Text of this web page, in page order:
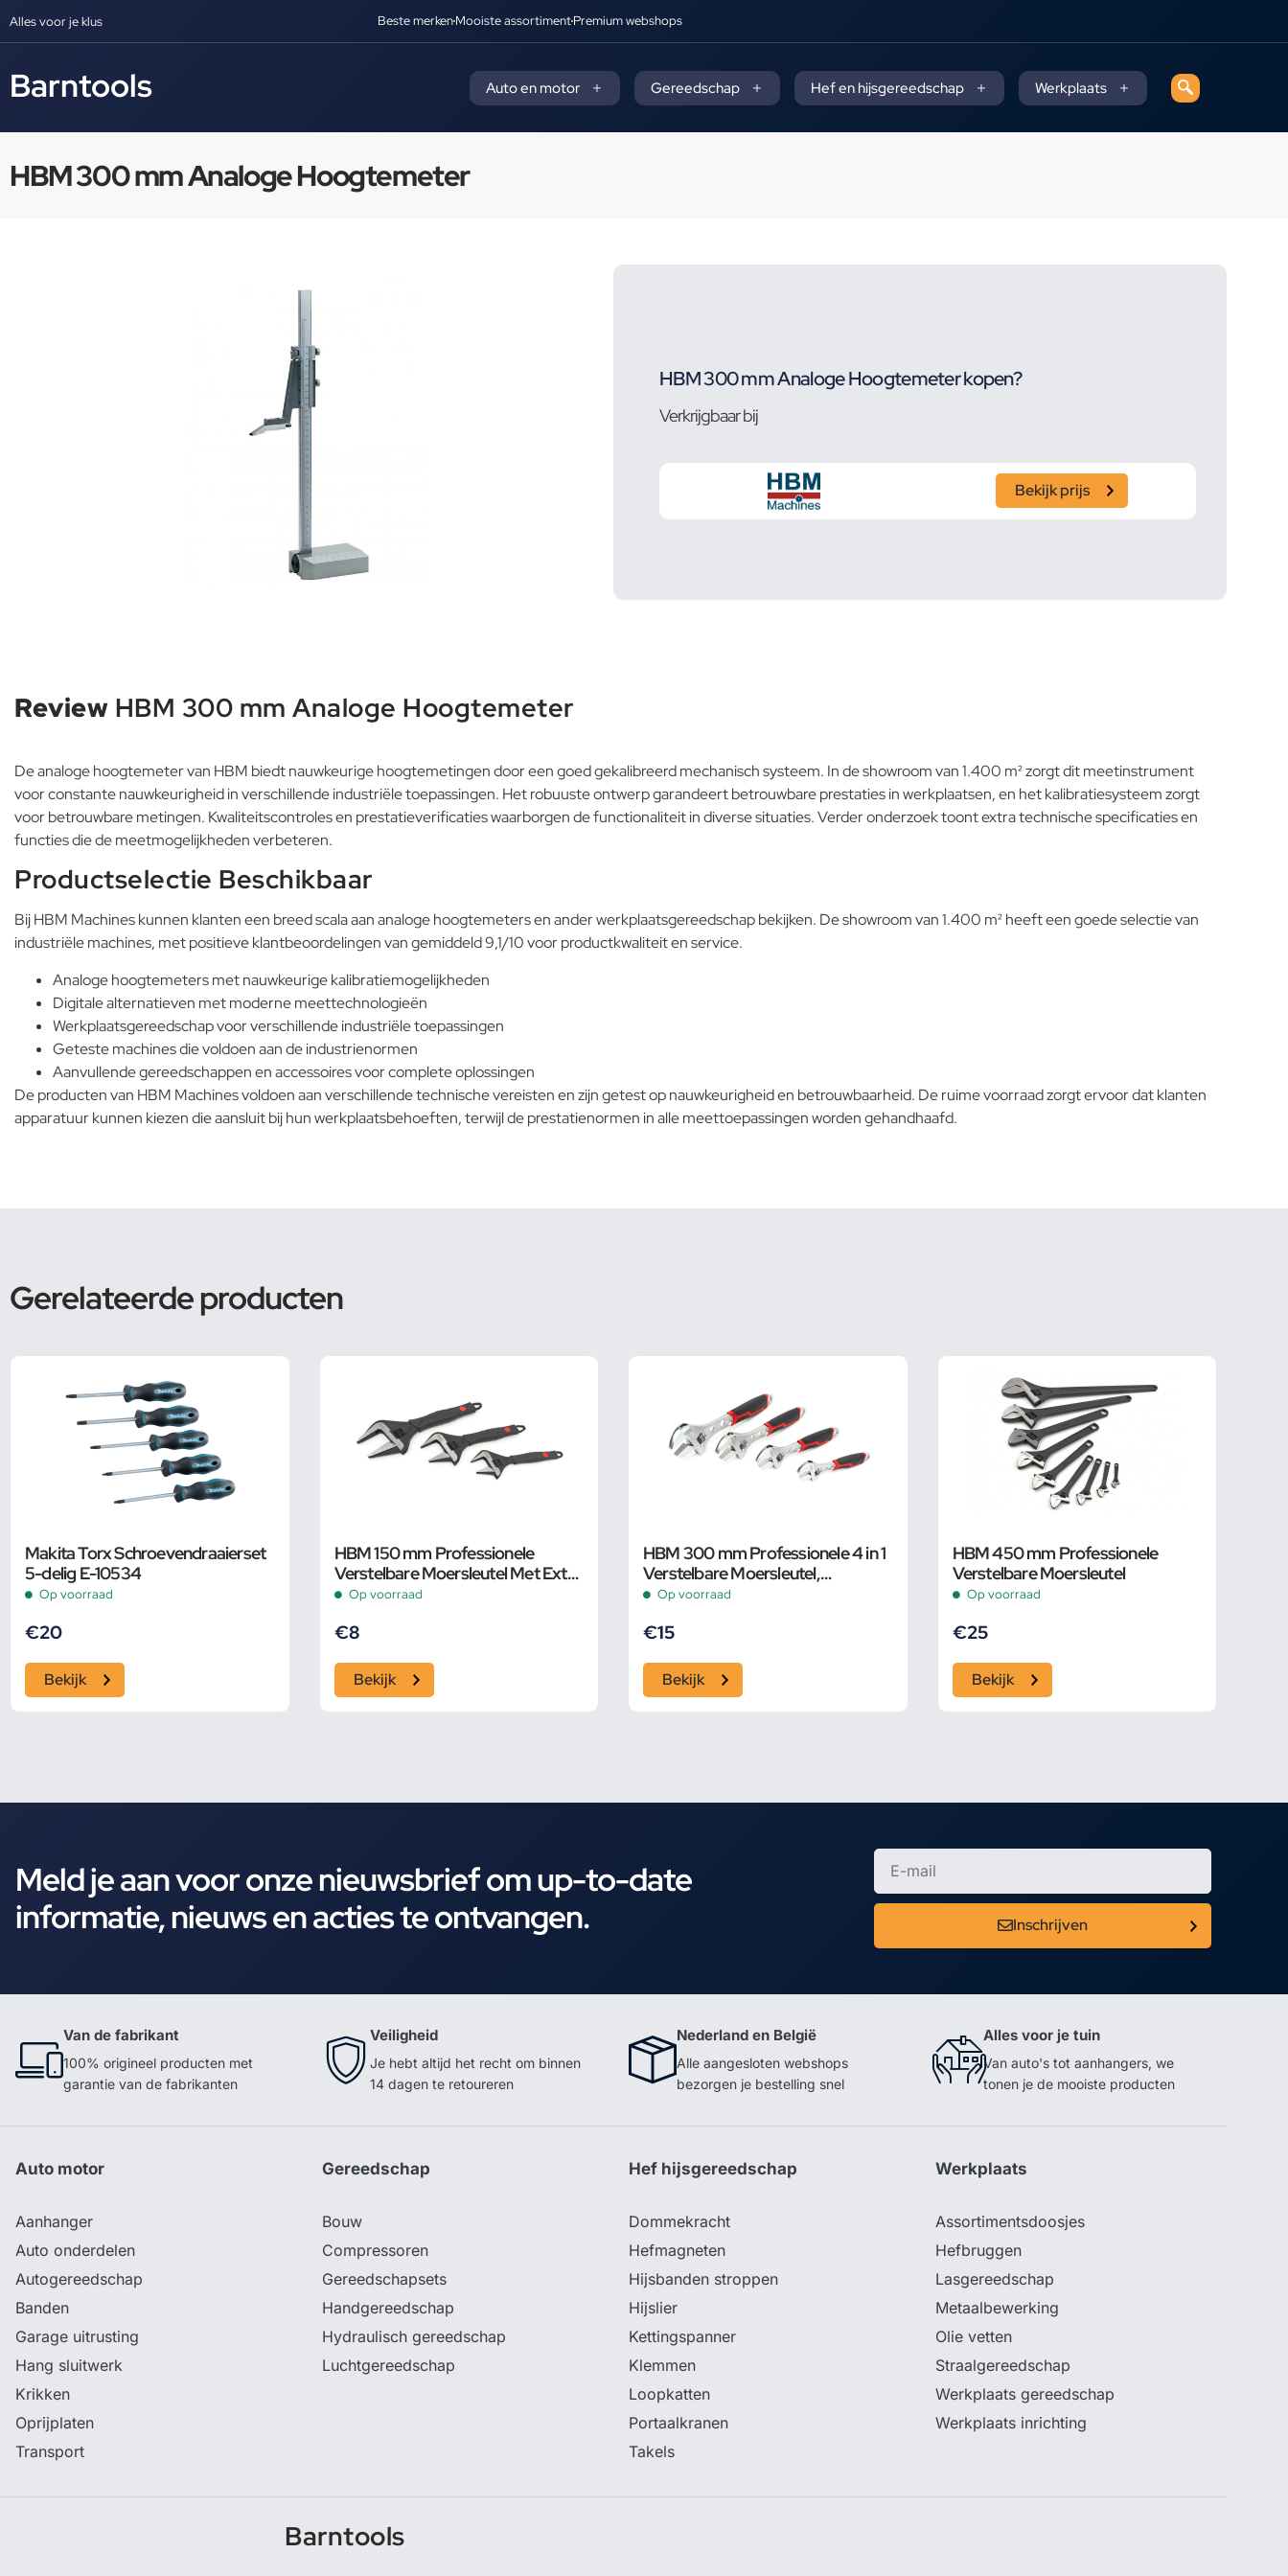
Alles voor je klus Beste merkenMooiste assortimentPremium webshops
Barntools Auto en motor Gereedschap Hef en hijsgereedschap Werkplaats
HBM 300 mm Analoge Hoogtemeter
HBM 300 mm Analoge Hoogtemeter kopen?
Verkrijgbaar bij
Bekijk prijs
Review HBM 300 mm Analoge Hoogtemeter
De analoge hoogtemeter van HBM biedt nauwkeurige hoogtemetingen door een goed gekalibreerd mechanisch systeem. In de showroom van 1.400 m² zorgt dit meetinstrument
voor constante nauwkeurigheid in verschillende industriële toepassingen. Het robuuste ontwerp garandeert betrouwbare prestaties in werkplaatsen, en het kalibratiesysteem zorgt
voor betrouwbare metingen. Kwaliteitscontroles en prestatieverificaties waarborgen de functionaliteit in diverse situaties. Verder onderzoek toont extra technische specificaties en
functies die de meetmogelijkheden verbeteren.
Productselectie Beschikbaar
Bij HBM Machines kunnen klanten een breed scala aan analoge hoogtemeters en ander werkplaatsgereedschap bekijken. De showroom van 1.400 m² heeft een goede selectie van
industriële machines, met positieve klantbeoordelingen van gemiddeld 9,1/10 voor productkwaliteit en service.
Analoge hoogtemeters met nauwkeurige kalibratiemogelijkheden
Digitale alternatieven met moderne meettechnologieën
Werkplaatsgereedschap voor verschillende industriële toepassingen
Geteste machines die voldoen aan de industrienormen
Aanvullende gereedschappen en accessoires voor complete oplossingen
De producten van HBM Machines voldoen aan verschillende technische vereisten en zijn getest op nauwkeurigheid en betrouwbaarheid. De ruime voorraad zorgt ervoor dat klanten
apparatuur kunnen kiezen die aansluit bij hun werkplaatsbehoeften, terwijl de prestatienormen in alle meettoepassingen worden gehandhaafd.
Gerelateerde producten
Makita Torx Schroevendraaierset
5-delig E-10534
Op voorraad
€20
Bekijk
HBM 150 mm Professionele
Verstelbare Moersleutel Met Extra
Groot Bereik en Extra Smalle Bek
Op voorraad
€8
Bekijk
HBM 300 mm Professionele 4 in 1
Verstelbare Moersleutel,
Pijpsleutel
Op voorraad
€15
Bekijk
HBM 450 mm Professionele
Verstelbare Moersleutel
Op voorraad
€25
Bekijk
Meld je aan voor onze nieuwsbrief om up-to-date
informatie, nieuws en acties te ontvangen.
Inschrijven
Van de fabrikant
100% origineel producten met
garantie van de fabrikanten
Veiligheid
Je hebt altijd het recht om binnen
14 dagen te retoureren
Nederland en België
Alle aangesloten webshops
bezorgen je bestelling snel
Alles voor je tuin
Van auto's tot aanhangers, we
tonen je de mooiste producten
Auto motor
Aanhanger
Auto onderdelen
Autogereedschap
Banden
Garage uitrusting
Hang sluitwerk
Krikken
Oprijplaten
Transport
Gereedschap
Bouw
Compressoren
Gereedschapsets
Handgereedschap
Hydraulisch gereedschap
Luchtgereedschap
Hef hijsgereedschap
Dommekracht
Hefmagneten
Hijsbanden stroppen
Hijslier
Kettingspanner
Klemmen
Loopkatten
Portaalkranen
Takels
Werkplaats
Assortimentsdoosjes
Hefbruggen
Lasgereedschap
Metaalbewerking
Olie vetten
Straalgereedschap
Werkplaats gereedschap
Werkplaats inrichting
Barntools